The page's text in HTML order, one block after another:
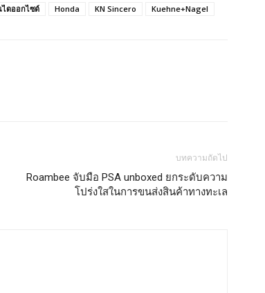
ดออกไซด์ Honda KN Sincero Kuehne+Nagel
บทความถัดไป
Roambee จับมือ PSA unboxed ยกระดับความ
โปร่งใสในการขนส่งสินค้าทางทะเล